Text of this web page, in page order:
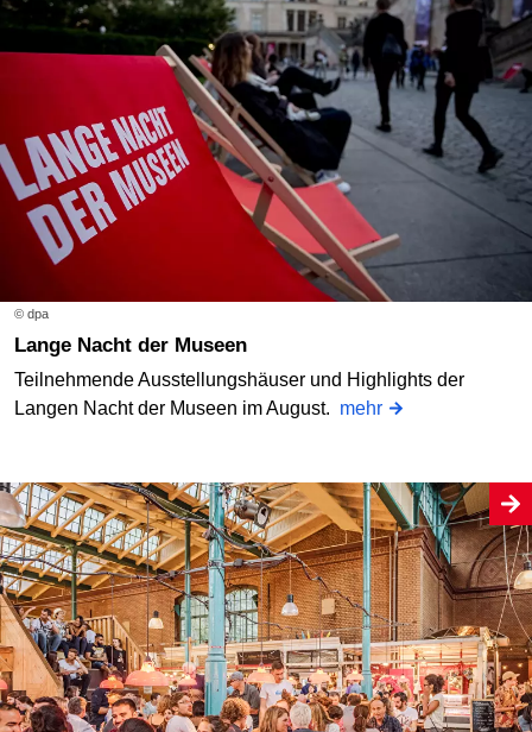
© dpa
Lange Nacht der Museen
Teilnehmende Ausstellungshäuser und Highlights der
Langen Nacht der Museen im August. mehr